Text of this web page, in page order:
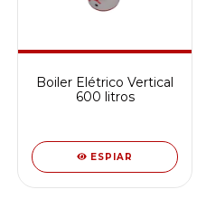
Boiler Elétrico Vertical
600 litros
ESPIAR